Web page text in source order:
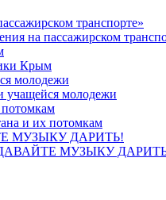
на пассажирском
Крым
учащейся молодежи
и их потомкам
МУЗЫКУ